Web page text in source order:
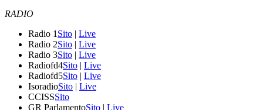
RADIO
Radio 1 Sito | Live
Radio 2Sito | Live
Radio 3Sito | Live
Radiofd4Sito | Live
Radiofd5Sito | Live
IsoradioSito | Live
CCISSSito
GR ParlamentoSito | Live